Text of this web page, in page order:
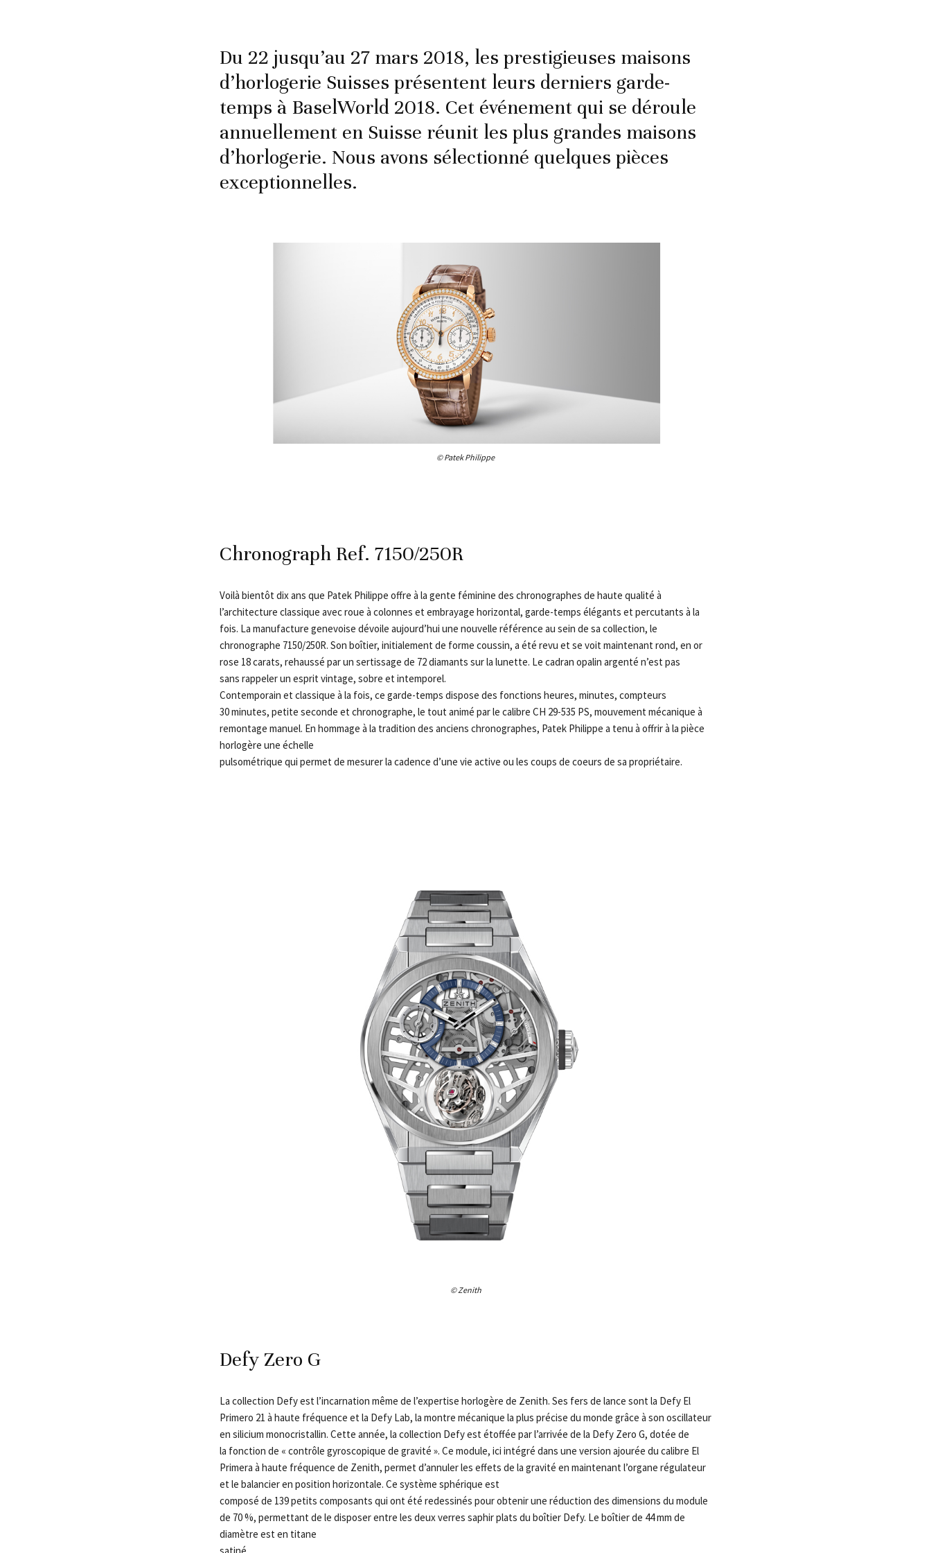
Du 22 jusqu’au 27 mars 2018, les prestigieuses maisons
d’horlogerie Suisses présentent leurs derniers garde-
temps à BaselWorld 2018. Cet événement qui se déroule
annuellement en Suisse réunit les plus grandes maisons
d’horlogerie. Nous avons sélectionné quelques pièces
exceptionnelles.
© Patek Philippe
Chronograph Ref. 7150/250R
Voilà bientôt dix ans que Patek Philippe offre à la gente féminine des chronographes de haute qualité à
l’architecture classique avec roue à colonnes et embrayage horizontal, garde-temps élégants et percutants à la
fois. La manufacture genevoise dévoile aujourd’hui une nouvelle référence au sein de sa collection, le
chronographe 7150/250R. Son boîtier, initialement de forme coussin, a été revu et se voit maintenant rond, en or
rose 18 carats, rehaussé par un sertissage de 72 diamants sur la lunette. Le cadran opalin argenté n’est pas
sans rappeler un esprit vintage, sobre et intemporel.
Contemporain et classique à la fois, ce garde-temps dispose des fonctions heures, minutes, compteurs
30 minutes, petite seconde et chronographe, le tout animé par le calibre CH 29-535 PS, mouvement mécanique à
remontage manuel. En hommage à la tradition des anciens chronographes, Patek Philippe a tenu à offrir à la pièce
horlogère une échelle
pulsométrique qui permet de mesurer la cadence d’une vie active ou les coups de coeurs de sa propriétaire.
© Zenith
Defy Zero G
La collection Defy est l’incarnation même de l’expertise horlogère de Zenith. Ses fers de lance sont la Defy El
Primero 21 à haute fréquence et la Defy Lab, la montre mécanique la plus précise du monde grâce à son oscillateur
en silicium monocristallin. Cette année, la collection Defy est étoffée par l’arrivée de la Defy Zero G, dotée de
la fonction de « contrôle gyroscopique de gravité ». Ce module, ici intégré dans une version ajourée du calibre El
Primera à haute fréquence de Zenith, permet d’annuler les effets de la gravité en maintenant l’organe régulateur
et le balancier en position horizontale. Ce système sphérique est
composé de 139 petits composants qui ont été redessinés pour obtenir une réduction des dimensions du module
de 70 %, permettant de le disposer entre les deux verres saphir plats du boîtier Defy. Le boîtier de 44 mm de
diamètre est en titane